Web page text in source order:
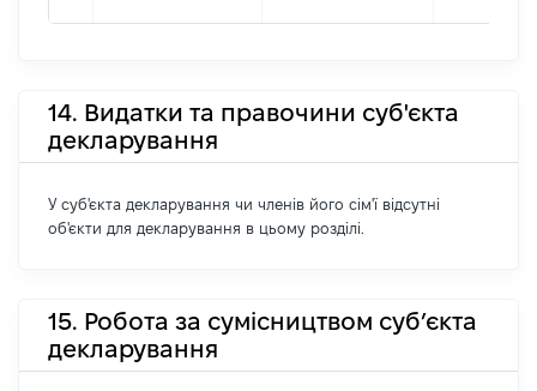
14. Видатки та правочини суб'єкта
декларування
У суб'єкта декларування чи членів його сім'ї відсутні
об'єкти для декларування в цьому розділі.
15. Робота за сумісництвом суб’єкта
декларування